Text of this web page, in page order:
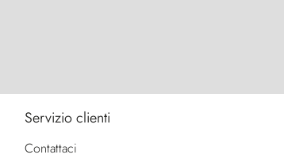
Servizio clienti
Contattaci